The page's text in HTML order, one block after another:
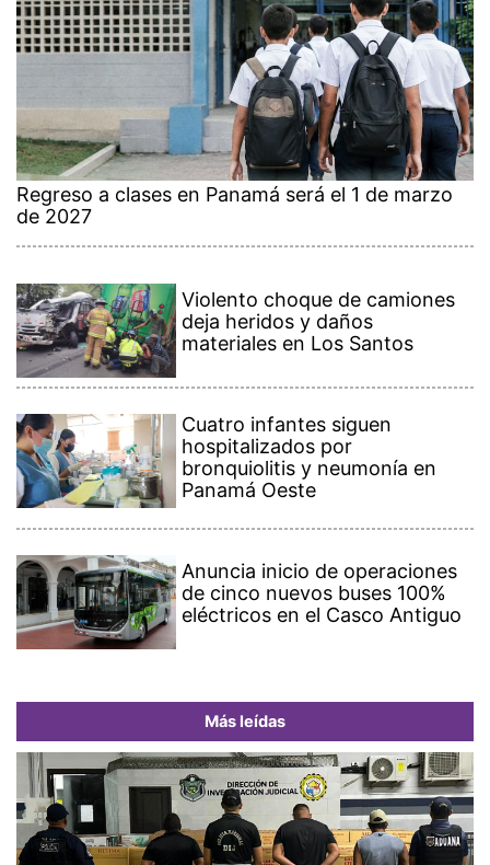
Regreso a clases en Panamá será el 1 de marzo
de 2027
Violento choque de camiones
deja heridos y daños
materiales en Los Santos
Cuatro infantes siguen
hospitalizados por
bronquiolitis y neumonía en
Panamá Oeste
Anuncia inicio de operaciones
de cinco nuevos buses 100%
eléctricos en el Casco Antiguo
Más leídas